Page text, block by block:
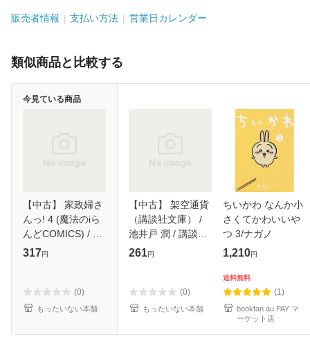
販売者情報 支払い方法 営業日カレンダー
類似商品と比較する
【中古】 家政婦さ
んっ! 4 (魔法のiら
んどCOMICS) / 夏
葉じゅん、きたこ /
料無料】
317円
(0)
もったいない本舗
今見ている商品
【中古】 架空通貨
（講談社文庫） /
池井戸 潤 / 講談社
[文庫]【メール便送
261円
(0)
もったいない本舗
ちいかわ なんか小
さくてかわいいや
つ 3/ナガノ
1,210円
送料無料
(1)
bookfan au PAY マ
ーケット店